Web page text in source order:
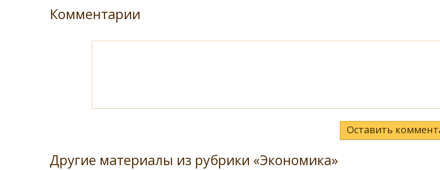
Комментарии
Оставить
Другие материалы из рубрики «Экономика»